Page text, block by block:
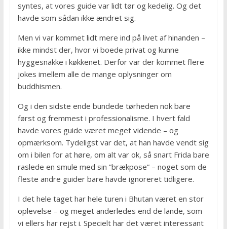
syntes, at vores guide var lidt tør og kedelig. Og det
havde som sådan ikke ændret sig.
Men vi var kommet lidt mere ind på livet af hinanden –
ikke mindst der, hvor vi boede privat og kunne
hyggesnakke i køkkenet. Derfor var der kommet flere
jokes imellem alle de mange oplysninger om
buddhismen.
Og i den sidste ende bundede tørheden nok bare
først og fremmest i professionalisme. I hvert fald
havde vores guide været meget vidende – og
opmærksom. Tydeligst var det, at han havde vendt sig
om i bilen for at høre, om alt var ok, så snart Frida bare
raslede en smule med sin ”brækpose” – noget som de
fleste andre guider bare havde ignoreret tidligere.
I det hele taget har hele turen i Bhutan været en stor
oplevelse – og meget anderledes end de lande, som
vi ellers har rejst i. Specielt har det været interessant